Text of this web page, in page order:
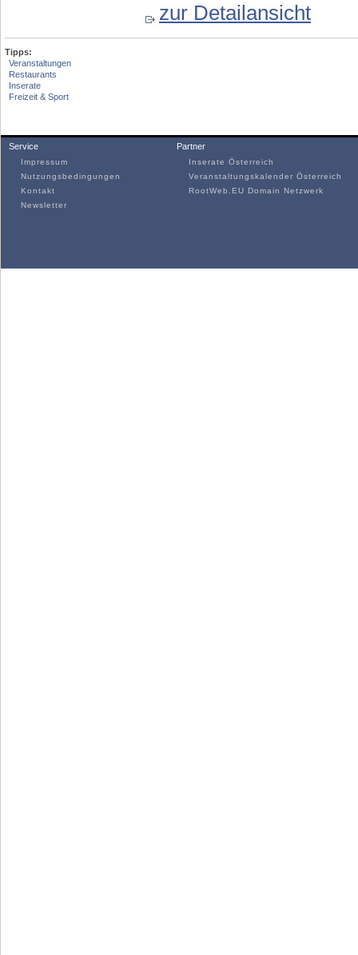
zur Detailansicht
Tipps:
Veranstaltungen
Restaurants
Inserate
Freizeit & Sport
Service
Impressum
Nutzungsbedingungen
Kontakt
Newsletter
Partner
Inserate Österreich
Veranstaltungskalender Österreich
RootWeb.EU Domain Netzwerk